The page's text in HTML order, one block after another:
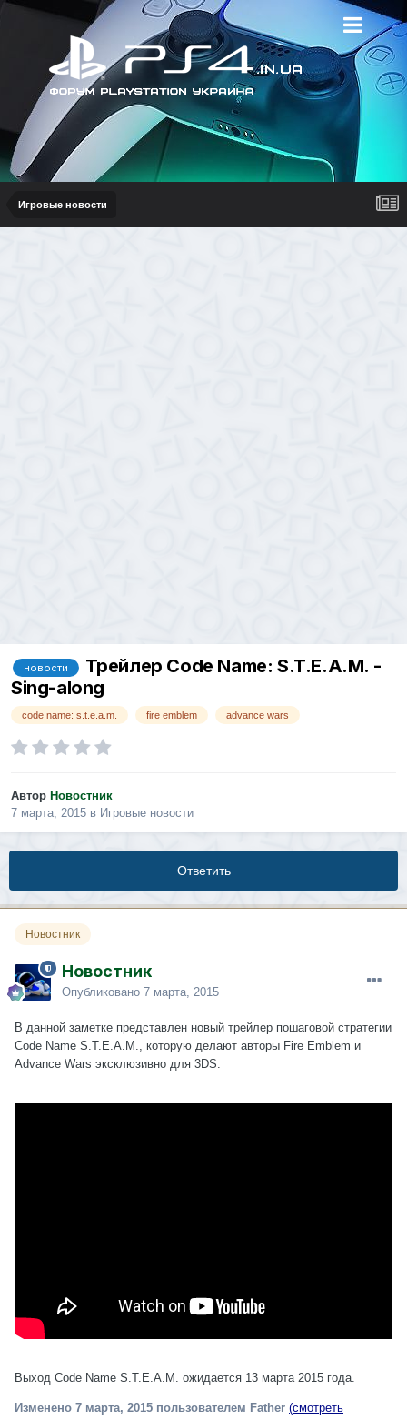
Игровые новости
новости
Трейлер Code Name: S.T.E.A.M. -
Sing-along
code name: s.t.e.a.m. fire emblem advance wars
Автор Новостник
7 марта, 2015 в Игровые новости
Ответить
Новостник
Новостник
Опубликовано 7 марта, 2015
В данной заметке представлен новый трейлер пошаговой стратегии
Code Name S.T.E.A.M., которую делают авторы Fire Emblem и
Advance Wars эксклюзивно для 3DS.
Выход Code Name S.T.E.A.M. ожидается 13 марта 2015 года.
Изменено 7 марта, 2015 пользователем Father (смотреть